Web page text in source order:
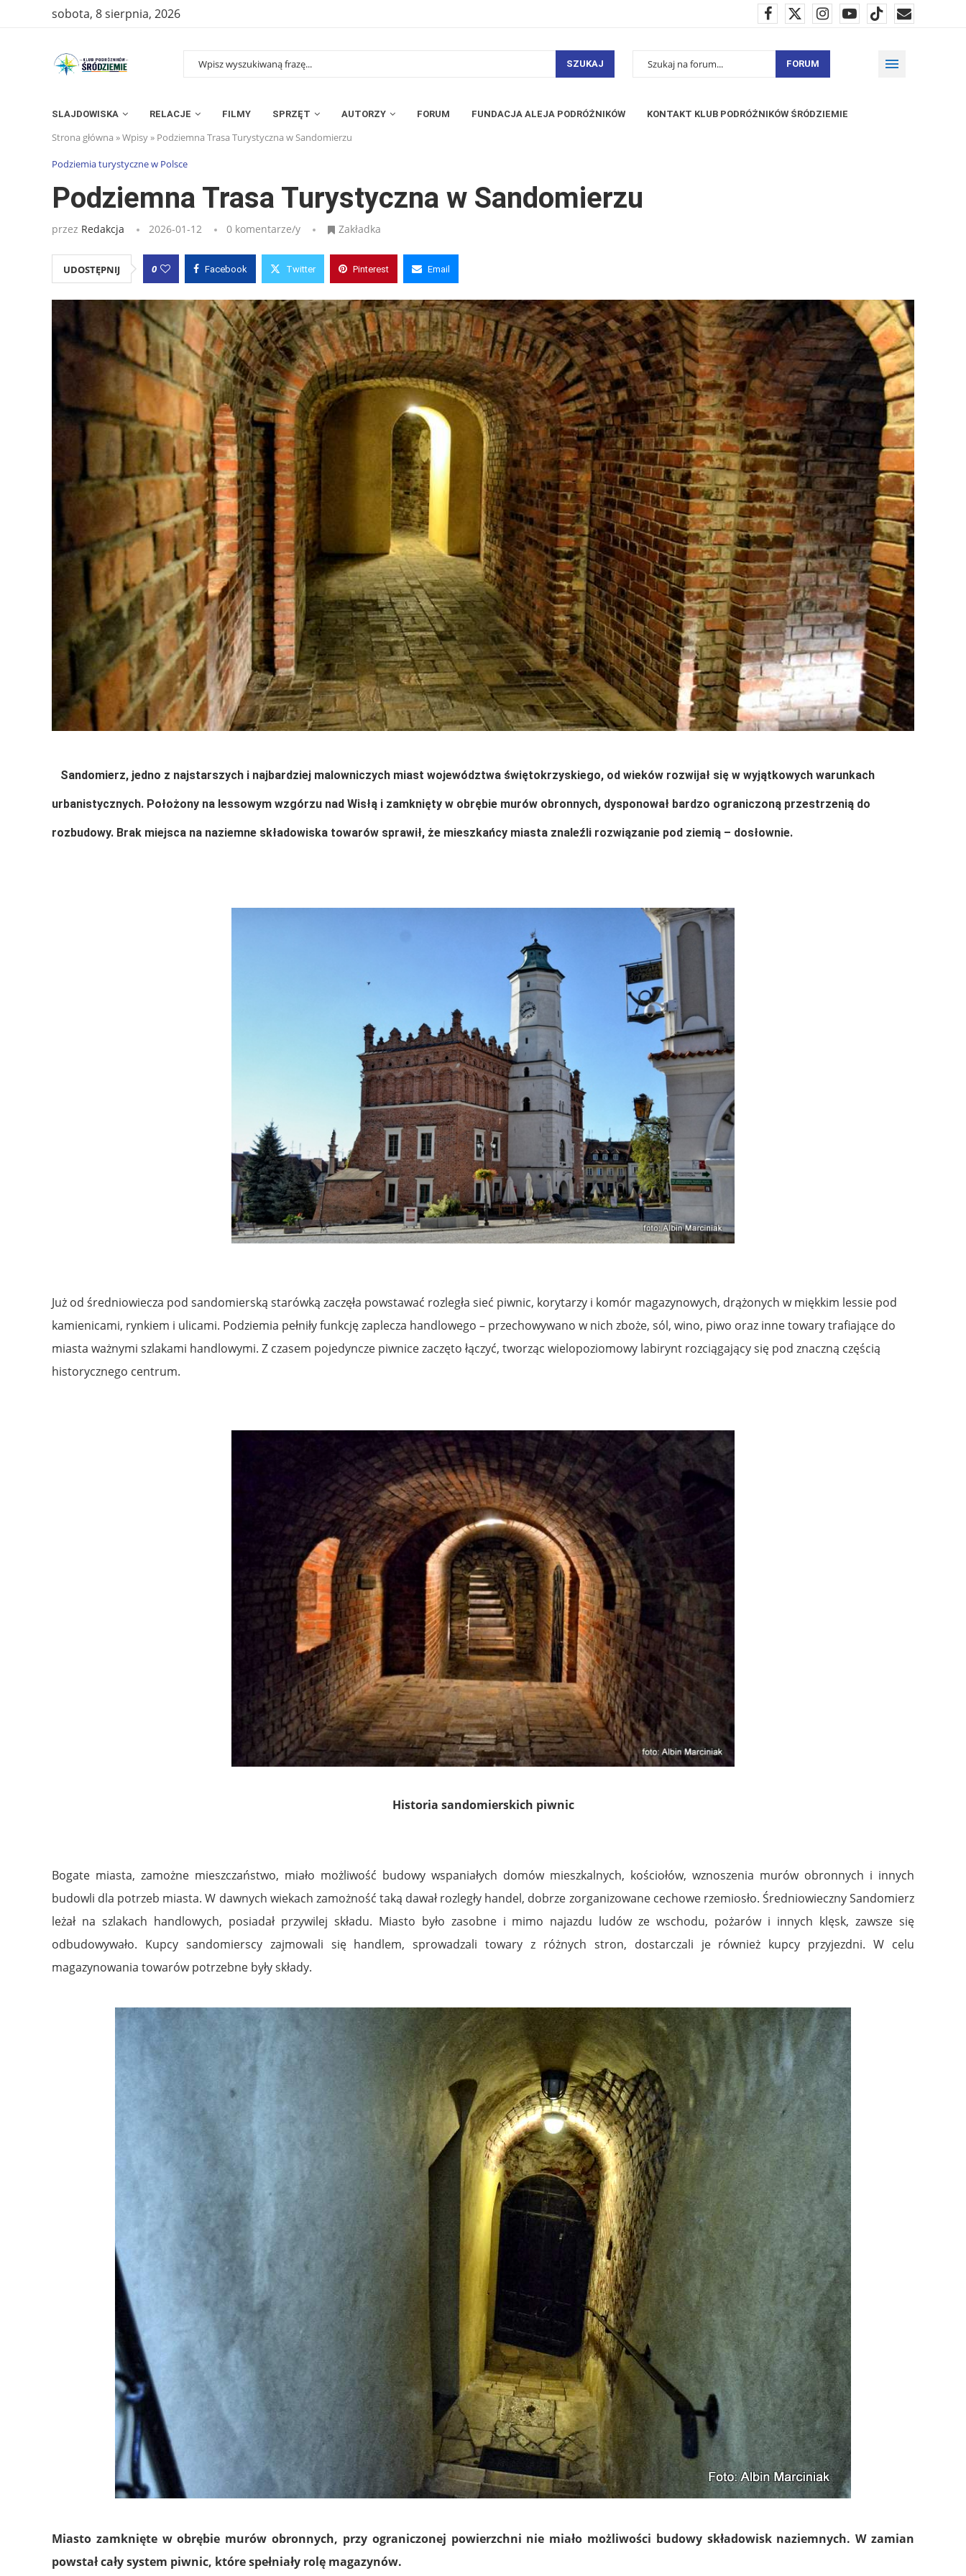
sobota, 8 sierpnia, 2026
SZUKAJ FORUM
SLAJDOWISKA RELACJE FILMY SPRZĘT AUTORZY FORUM FUNDACJA ALEJA PODRÓŻNIKÓW KONTAKT KLUB PODRÓŻNIKÓW ŚRÓDZIEMIE
Strona główna »Wpisy» Podziemna Trasa Turystyczna w Sandomierzu
Podziemia turystyczne w Polsce
Podziemna Trasa Turystyczna w Sandomierzu
przez Redakcja 2026-01-12 0 komentarze/y Zakładka
UDOSTĘPNIJ 0 Facebook Twitter Pinterest Email
Sandomierz, jedno z najstarszych i najbardziej malowniczych miast województwa świętokrzyskiego, od wieków rozwijał się w wyjątkowych warunkach
urbanistycznych. Położony na lessowym wzgórzu nad Wisłą i zamknięty w obrębie murów obronnych, dysponował bardzo ograniczoną przestrzenią do
rozbudowy. Brak miejsca na naziemne składowiska towarów sprawił, że mieszkańcy miasta znaleźli rozwiązanie pod ziemią – dosłownie.
Już od średniowiecza pod sandomierską starówką zaczęła powstawać rozległa sieć piwnic, korytarzy i komór magazynowych, drążonych w miękkim lessie pod
kamienicami, rynkiem i ulicami. Podziemia pełniły funkcję zaplecza handlowego – przechowywano w nich zboże, sól, wino, piwo oraz inne towary trafiające do
miasta ważnymi szlakami handlowymi. Z czasem pojedyncze piwnice zaczęto łączyć, tworząc wielopoziomowy labirynt rozciągający się pod znaczną częścią
historycznego centrum.
Historia sandomierskich piwnic
Bogate miasta, zamożne mieszczaństwo, miało możliwość budowy wspaniałych domów mieszkalnych, kościołów, wznoszenia murów obronnych i innych
budowli dla potrzeb miasta. W dawnych wiekach zamożność taką dawał rozległy handel, dobrze zorganizowane cechowe rzemiosło. Średniowieczny Sandomierz
leżał na szlakach handlowych, posiadał przywilej składu. Miasto było zasobne i mimo najazdu ludów ze wschodu, pożarów i innych klęsk, zawsze się
odbudowywało. Kupcy sandomierscy zajmowali się handlem, sprowadzali towary z różnych stron, dostarczali je również kupcy przyjezdni. W celu
magazynowania towarów potrzebne były składy.
Miasto zamknięte w obrębie murów obronnych, przy ograniczonej powierzchni nie miało możliwości budowy składowisk naziemnych. W zamian
powstał cały system piwnic, które spełniały rolę magazynów.